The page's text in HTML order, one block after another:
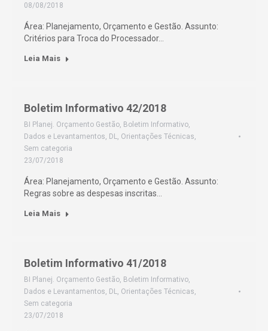
08/08/2018
Área: Planejamento, Orçamento e Gestão. Assunto:
Critérios para Troca do Processador…
Leia Mais
Boletim Informativo 42/2018
BI Planej. Orçamento Gestão, Boletim Informativo,
Dados e Levantamentos, DL, Orientações Técnicas,
Sem categoria
23/07/2018
Área: Planejamento, Orçamento e Gestão. Assunto:
Regras sobre as despesas inscritas…
Leia Mais
Boletim Informativo 41/2018
BI Planej. Orçamento Gestão, Boletim Informativo,
Dados e Levantamentos, DL, Orientações Técnicas,
Sem categoria
23/07/2018